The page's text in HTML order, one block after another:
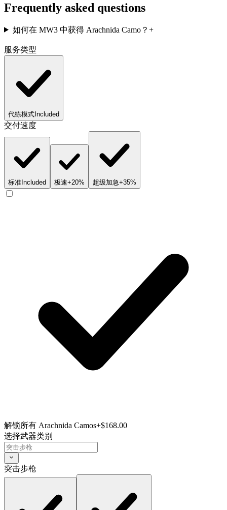
Frequently asked questions
如何在 MW3 中获得 Arachnida Camo？ +
服务类型
代练模式Included
交付速度
标准Included 极速+20% 超级加急+35%
解锁所有 Arachnida Camos+$168.00
选择武器类别
突击步枪